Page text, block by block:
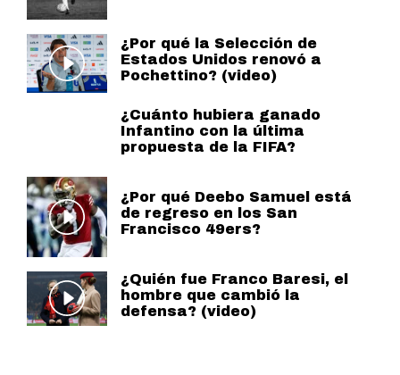
¿Por qué la Selección de
Estados Unidos renovó a
Pochettino? (video)
¿Cuánto hubiera ganado
Infantino con la última
propuesta de la FIFA?
¿Por qué Deebo Samuel está
de regreso en los San
Francisco 49ers?
¿Quién fue Franco Baresi, el
hombre que cambió la
defensa? (video)